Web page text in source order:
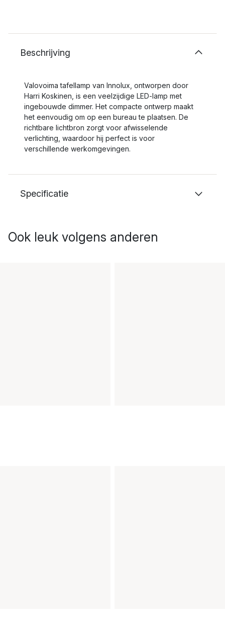
Beschrijving
Valovoima tafellamp van Innolux, ontworpen door
Harri Koskinen, is een veelzijdige LED-lamp met
ingebouwde dimmer. Het compacte ontwerp maakt
het eenvoudig om op een bureau te plaatsen. De
richtbare lichtbron zorgt voor afwisselende
verlichting, waardoor hij perfect is voor
verschillende werkomgevingen.
Specificatie
Ook leuk volgens anderen